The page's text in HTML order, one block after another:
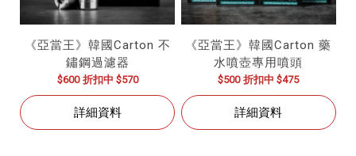
《亞當王》韓國Carton 不
鏽鋼過濾器
$600 折扣中 $570
詳細資料
《亞當王》韓國Carton 藥
水噴壺專用噴頭
$500 折扣中 $475
詳細資料